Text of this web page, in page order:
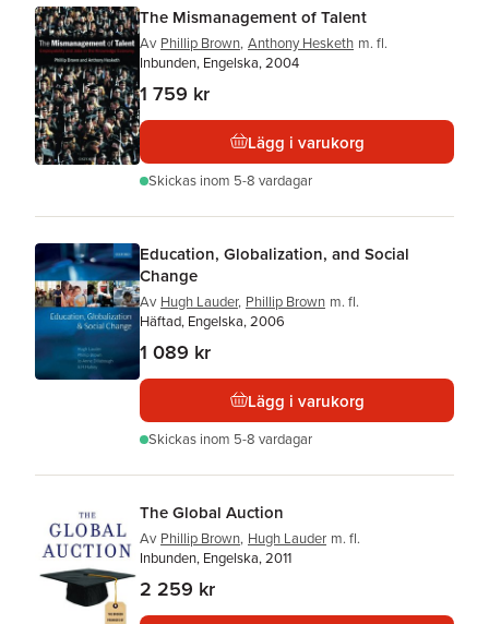
The Mismanagement of Talent
Av Phillip Brown, Anthony Hesketh m. fl.
Inbunden, Engelska, 2004
1 759 kr
Lägg i varukorg
Skickas inom 5-8 vardagar
Education, Globalization, and Social
Change
Av Hugh Lauder, Phillip Brown m. fl.
Häftad, Engelska, 2006
1 089 kr
Lägg i varukorg
Skickas inom 5-8 vardagar
The Global Auction
Av Phillip Brown, Hugh Lauder m. fl.
Inbunden, Engelska, 2011
2 259 kr